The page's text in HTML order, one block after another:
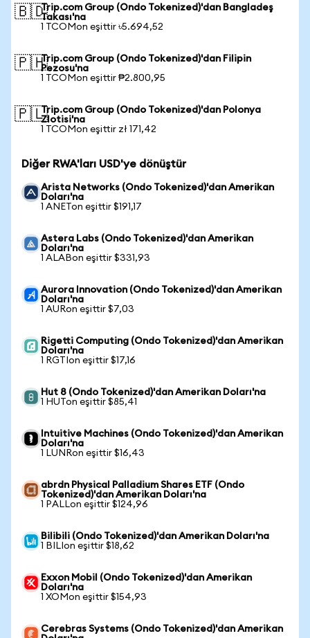
🇧🇩Trip.com Group (Ondo Tokenized)'dan Bangladeş
Takası'na
1 TCOMon eşittir ৳5.694,52
🇵🇭Trip.com Group (Ondo Tokenized)'dan Filipin
Pezosu'na
1 TCOMon eşittir ₱2.800,95
🇵🇱Trip.com Group (Ondo Tokenized)'dan Polonya
Zlotisi'na
1 TCOMon eşittir zł 171,42
Diğer RWA'ları USD'ye dönüştür
Arista Networks (Ondo Tokenized)'dan Amerikan
Doları'na
1 ANETon eşittir $191,17
Astera Labs (Ondo Tokenized)'dan Amerikan
Doları'na
1 ALABon eşittir $331,93
Aurora Innovation (Ondo Tokenized)'dan Amerikan
Doları'na
1 AURon eşittir $7,03
Rigetti Computing (Ondo Tokenized)'dan Amerikan
Doları'na
1 RGTIon eşittir $17,16
Hut 8 (Ondo Tokenized)'dan Amerikan Doları'na
1 HUTon eşittir $85,41
Intuitive Machines (Ondo Tokenized)'dan Amerikan
Doları'na
1 LUNRon eşittir $16,43
abrdn Physical Palladium Shares ETF (Ondo
Tokenized)'dan Amerikan Doları'na
1 PALLon eşittir $124,96
Bilibili (Ondo Tokenized)'dan Amerikan Doları'na
1 BILIon eşittir $18,62
Exxon Mobil (Ondo Tokenized)'dan Amerikan
Doları'na
1 XOMon eşittir $154,93
Cerebras Systems (Ondo Tokenized)'dan Amerikan